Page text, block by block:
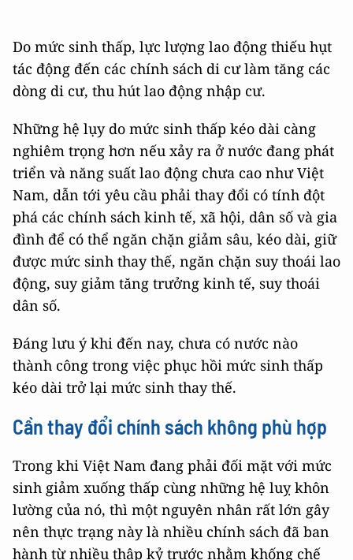
Do mức sinh thấp, lực lượng lao động thiếu hụt
tác động đến các chính sách di cư làm tăng các
dòng di cư, thu hút lao động nhập cư.
Những hệ lụy do mức sinh thấp kéo dài càng
nghiêm trọng hơn nếu xảy ra ở nước đang phát
triển và năng suất lao động chưa cao như Việt
Nam, dẫn tới yêu cầu phải thay đổi có tính đột
phá các chính sách kinh tế, xã hội, dân số và gia
đình để có thể ngăn chặn giảm sâu, kéo dài, giữ
được mức sinh thay thế, ngăn chặn suy thoái lao
động, suy giảm tăng trưởng kinh tế, suy thoái
dân số.
Đáng lưu ý khi đến nay, chưa có nước nào
thành công trong việc phục hồi mức sinh thấp
kéo dài trở lại mức sinh thay thế.
Cần thay đổi chính sách không phù hợp
Trong khi Việt Nam đang phải đối mặt với mức
sinh giảm xuống thấp cùng những hệ luỵ khôn
lường của nó, thì một nguyên nhân rất lớn gây
nên thực trạng này là nhiều chính sách đã ban
hành từ nhiều thập kỷ trước nhằm khống chế